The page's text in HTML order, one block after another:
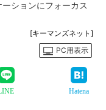
ションにフォーカス
[キーマンズネット]
PC用表示
Hatena